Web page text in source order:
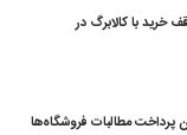
خرید با کالابرگ در
پرداخت مطالبات فروشگاه‌ها